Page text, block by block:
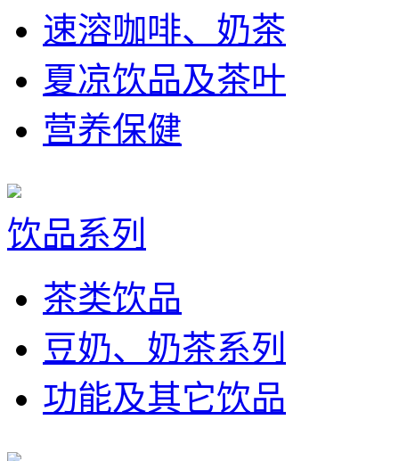
速溶咖啡、奶茶
夏凉饮品及茶叶
营养保健
饮品系列
茶类饮品
豆奶、奶茶系列
功能及其它饮品